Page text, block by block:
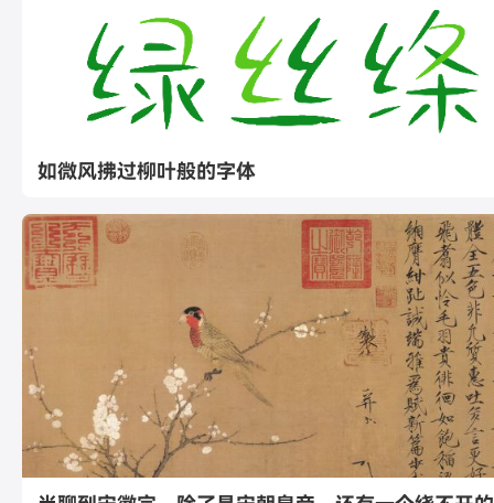
如微风拂过柳叶般的字体